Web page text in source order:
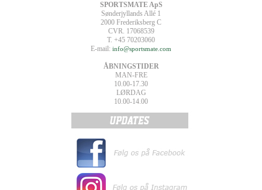
SPORTSMATE ApS
Sønderjyllands Allé 1
2000 Frederiksberg C
CVR. 17068539
T. +45 70203060
E-mail: info@sportsmate.com
ÅBNINGSTIDER
MAN-FRE
10.00-17.30
LØRDAG
10.00-14.00